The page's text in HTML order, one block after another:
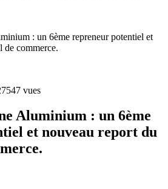
vues
Aluminium : un 6ème
et nouveau report du